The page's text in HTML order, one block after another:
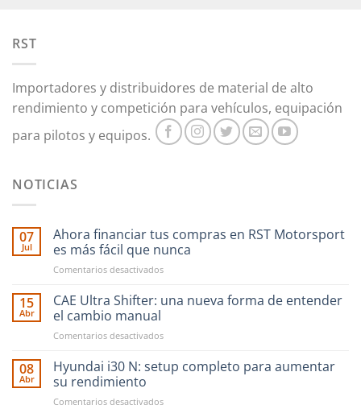
RST
Importadores y distribuidores de material de alto
rendimiento y competición para vehículos, equipación
para pilotos y equipos.
NOTICIAS
07
Jul
Ahora financiar tus compras en RST Motorsport
es más fácil que nunca
Comentarios desactivadosen
financiar
tus
en
Motorsport
15
Abr
CAE Ultra Shifter: una nueva forma de entender
el cambio manual
Comentarios desactivadosen
Ultra
Shifter:
08
Abr
Hyundai i30 N: setup completo para aumentar
su rendimiento
Comentarios desactivadosen